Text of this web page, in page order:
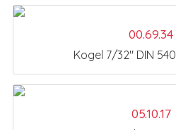
00.69.34
Kogel 7/32" DIN
05.10.17